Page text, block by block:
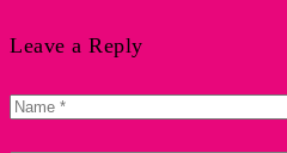
Leave a Reply